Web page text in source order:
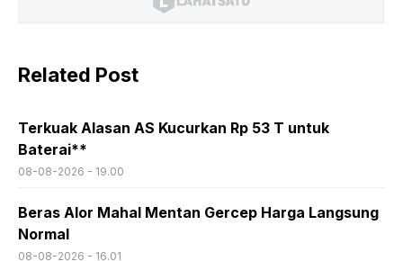
Related Post
Terkuak Alasan AS Kucurkan Rp 53 T untuk
Baterai**
08-08-2026 - 19.00
Beras Alor Mahal Mentan Gercep Harga Langsung
Normal
08-08-2026 - 16.01